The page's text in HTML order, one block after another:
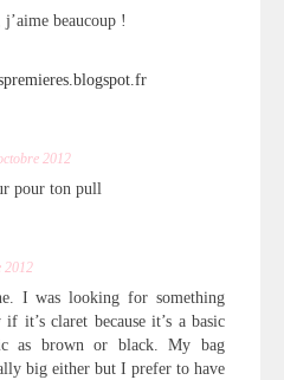
beaucoup !
2012
pour ton pull
2012
I was looking for something
it’s claret because it’s a basic
as brown or black. My bag
big either but I prefer to have